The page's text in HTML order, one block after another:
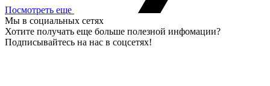
Посмотреть еще
Мы в социальных сетях
Хотите получать еще больше полезной инфомации?
Подписывайтесь на нас в соцсетях!